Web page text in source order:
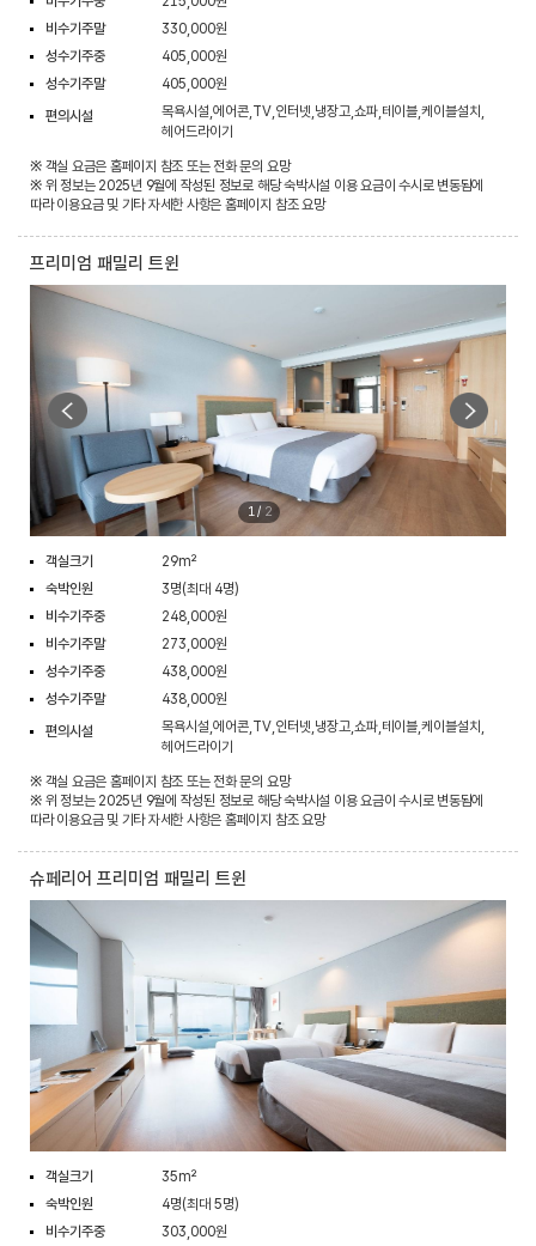
비수기주말
330,000원
성수기주중
405,000원
성수기주말
405,000원
편의시설
목욕시설,에어콘,TV,인터넷,냉장고,쇼파,테이블,케이블설치,
헤어드라이기
※ 객실 요금은 홈페이지 참조 또는 전화 문의 요망
※ 위 정보는 2025년 9월에 작성된 정보로 해당 숙박시설 이용 요금이 수시로 변동됨에
따라 이용요금 및 기타 자세한 사항은 홈페이지 참조 요망
프리미엄 패밀리 트윈
1/ 2
객실크기
29m²
숙박인원
3명(최대 4명)
비수기주중
248,000원
비수기주말
273,000원
성수기주중
438,000원
성수기주말
438,000원
편의시설
목욕시설,에어콘,TV,인터넷,냉장고,쇼파,테이블,케이블설치,
헤어드라이기
※ 객실 요금은 홈페이지 참조 또는 전화 문의 요망
※ 위 정보는 2025년 9월에 작성된 정보로 해당 숙박시설 이용 요금이 수시로 변동됨에
따라 이용요금 및 기타 자세한 사항은 홈페이지 참조 요망
슈페리어 프리미엄 패밀리 트윈
객실크기
35m²
숙박인원
4명(최대 5명)
비수기주중
303,000원